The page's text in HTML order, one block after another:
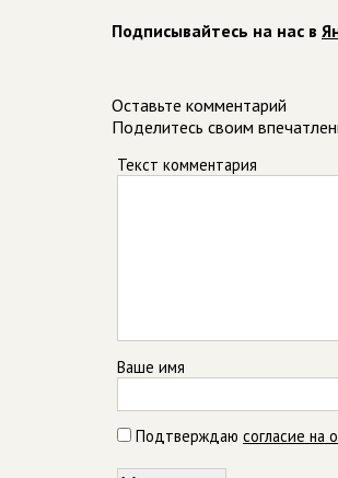
Подписывайтесь на нас в
Оставьте комментарий
Поделитесь своим
Текст комментария
Ваше имя
Подтверждаю согласие на